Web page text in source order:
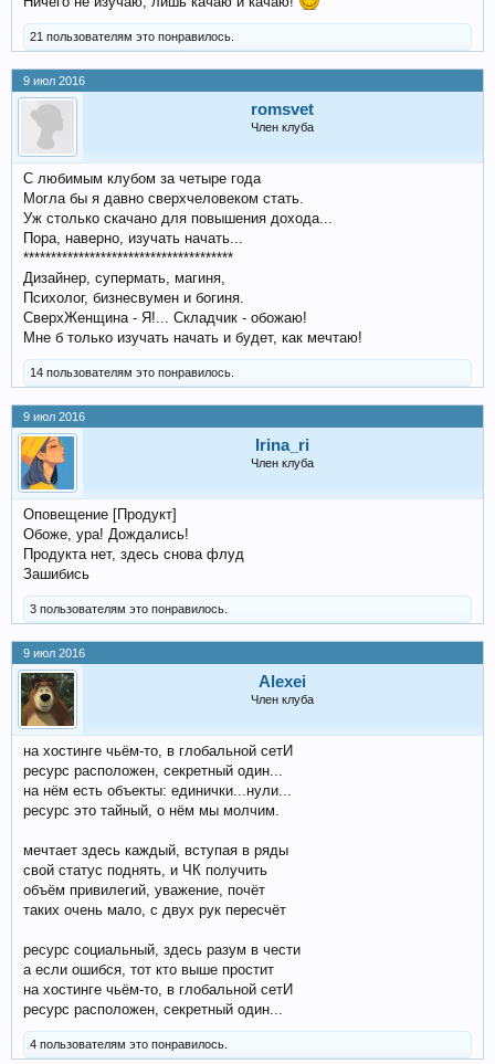
21 пользователям это понравилось.
9 июл 2016
romsvet
Член клуба
С любимым клубом за четыре года
Могла бы я давно сверхчеловеком стать.
Уж столько скачано для повышения дохода...
Пора, наверно, изучать начать...
**************************************
Дизайнер, супермать, магиня,
Психолог, бизнесвумен и богиня.
СверхЖенщина - Я!... Складчик - обожаю!
Мне б только изучать начать и будет, как мечтаю!
14 пользователям это понравилось.
9 июл 2016
Irina_ri
Член клуба
Оповещение [Продукт]
Обоже, ура! Дождались!
Продукта нет, здесь снова флуд
Зашибись
3 пользователям это понравилось.
9 июл 2016
Alexei
Член клуба
на хостинге чьём-то, в глобальной сетИ
ресурс расположен, секретный один...
на нём есть объекты: единички...нули...
ресурс это тайный, о нём мы молчим.
мечтает здесь каждый, вступая в ряды
свой статус поднять, и ЧК получить
объём привилегий, уважение, почёт
таких очень мало, с двух рук пересчёт
ресурс социальный, здесь разум в чести
а если ошибся, тот кто выше простит
на хостинге чьём-то, в глобальной сетИ
ресурс расположен, секретный один...
4 пользователям это понравилось.